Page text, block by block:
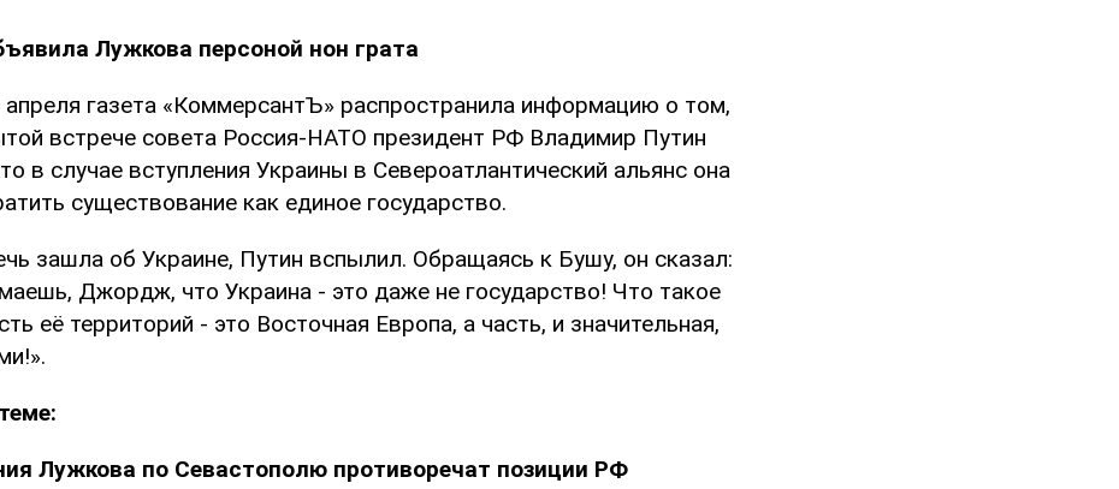
Лужкова персоной нон грата
газета «КоммерсантЪ» распространила информацию о том,
встрече совета Россия-НАТО президент РФ Владимир Путин
в случае вступления Украины в Североатлантический альянс она
существование как единое государство.
зашла об Украине, Путин вспылил. Обращаясь к Бушу, он сказал:
Джордж, что Украина - это даже не государство! Что такое
её территорий - это Восточная Европа, а часть, и значительная,
Лужкова по Севастополю противоречат позиции РФ